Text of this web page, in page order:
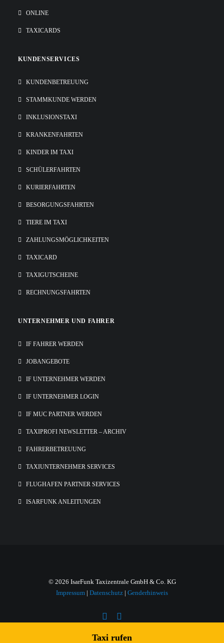
ONLINE
TAXICARDS
KUNDENSERVICES
KUNDENBETREUUNG
STAMMKUNDE WERDEN
INKLUSIONSTAXI
KRANKENFAHRTEN
KINDER IM TAXI
SCHÜLERFAHRTEN
KURIERFAHRTEN
BESORGUNGSFAHRTEN
TIERE IM TAXI
ZAHLUNGSMÖGLICHKEITEN
TAXICARD
TAXIGUTSCHEINE
RECHNUNGSFAHRTEN
UNTERNEHMER UND FAHRER
IF FAHRER WERDEN
JOBANGEBOTE
IF UNTERNEHMER WERDEN
IF UNTERNEHMER LOGIN
IF MUC PARTNER WERDEN
TAXIPROFI NEWSLETTER – ARCHIV
FAHRERBETREUUNG
TAXIUNTERNEHMER SERVICES
FLUGHAFEN PARTNER SERVICES
ISARFUNK ANLEITUNGEN
© 2026 IsarFunk Taxizentrale GmbH & Co. KG
Impressum | Datenschutz | Genderhinweis
Taxi rufen